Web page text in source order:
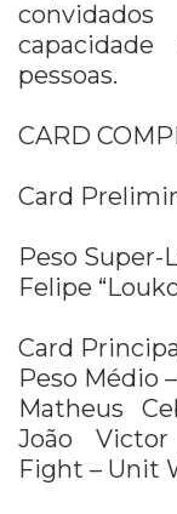
pessoas.
CARD
Card
Peso Super-
Felipe
Card
Peso Médio
Matheus
João Victor
Fight – Unit